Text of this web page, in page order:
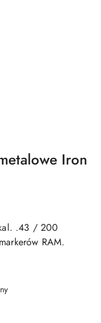
Iron
.43 / 200
RAM.